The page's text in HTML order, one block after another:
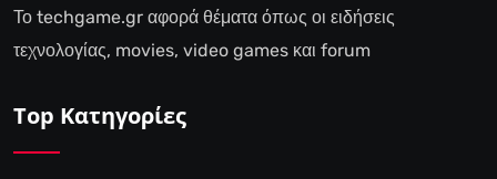
Το techgame.gr αφορά θέματα όπως οι ειδήσεις
τεχνολογίας, movies, video games και forum
Top Κατηγορίες